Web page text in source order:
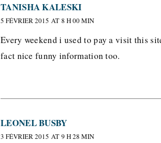
TANISHA KALESKI
5 FÉVRIER 2015 AT 8 H 00 MIN
Every weekend i used to pay a visit this
fact nice funny information too.
LEONEL BUSBY
3 FÉVRIER 2015 AT 9 H 28 MIN